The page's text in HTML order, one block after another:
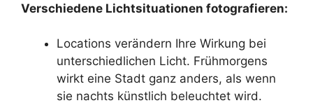
Verschiedene Lichtsituationen fotografieren:
Locations verändern Ihre Wirkung bei
unterschiedlichen Licht. Frühmorgens
wirkt eine Stadt ganz anders, als wenn
sie nachts künstlich beleuchtet wird.